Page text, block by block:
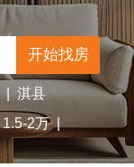
开始找房
淇县
1.5-2万